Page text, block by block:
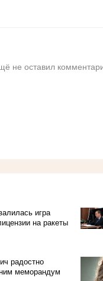
не оставил
игра
на ракеты
радостно
меморандум